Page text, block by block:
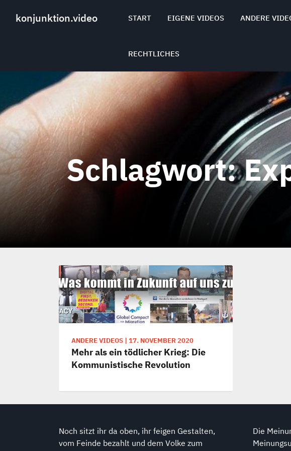
konjunktion.video START EIGENE VIDEOS ANDERE
RECHTLICHES
Schlagwort:
ANDERE VIDEOS | 17. NOVEMBER 2020
Mehr als ein tödlicher Krieg: Die
Kommunistische Revolution
Noch sitzt ihr da oben, ihr feigen Gestalten,
vom Feinde bezahlt und dem Volke zum
Die